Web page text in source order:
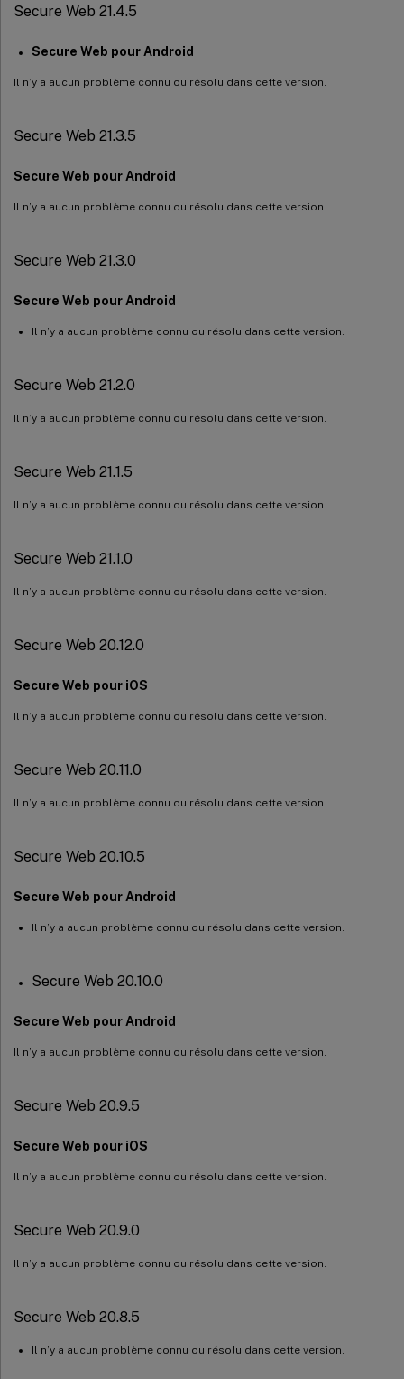
Secure Web 21.4.5
Secure Web pour Android
Il n’y a aucun problème connu ou résolu dans cette version.
Secure Web 21.3.5
Secure Web pour Android
Il n’y a aucun problème connu ou résolu dans cette version.
Secure Web 21.3.0
Secure Web pour Android
Il n’y a aucun problème connu ou résolu dans cette version.
Secure Web 21.2.0
Il n’y a aucun problème connu ou résolu dans cette version.
Secure Web 21.1.5
Il n’y a aucun problème connu ou résolu dans cette version.
Secure Web 21.1.0
Il n’y a aucun problème connu ou résolu dans cette version.
Secure Web 20.12.0
Secure Web pour iOS
Il n’y a aucun problème connu ou résolu dans cette version.
Secure Web 20.11.0
Il n’y a aucun problème connu ou résolu dans cette version.
Secure Web 20.10.5
Secure Web pour Android
Il n’y a aucun problème connu ou résolu dans cette version.
Secure Web 20.10.0
Secure Web pour Android
Il n’y a aucun problème connu ou résolu dans cette version.
Secure Web 20.9.5
Secure Web pour iOS
Il n’y a aucun problème connu ou résolu dans cette version.
Secure Web 20.9.0
Il n’y a aucun problème connu ou résolu dans cette version.
Secure Web 20.8.5
Il n’y a aucun problème connu ou résolu dans cette version.